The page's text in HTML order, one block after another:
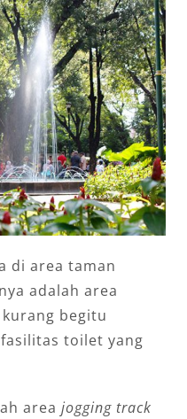
di area taman
adalah area
begitu
toilet yang
area jogging track